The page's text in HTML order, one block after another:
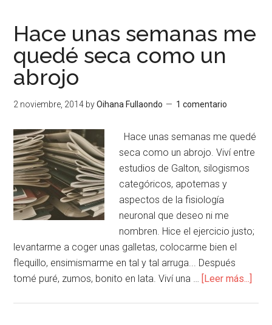
Hace unas semanas me
quedé seca como un
abrojo
2 noviembre, 2014 byOihana Fullaondo 1 comentario
Hace unas semanas me quedé
seca como un abrojo. Viví entre
estudios de Galton, silogismos
categóricos, apotemas y
aspectos de la fisiología
neuronal que deseo ni me
nombren. Hice el ejercicio justo;
levantarme a coger unas galletas, colocarme bien el
flequillo, ensimismarme en tal y tal arruga... Después
tomé puré, zumos, bonito en lata. Viví una … [Leer más...]